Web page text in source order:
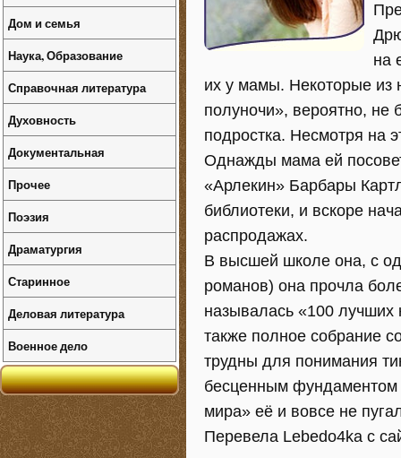
на
их у мамы. Некоторые из
полуночи», вероятно,
подростка. Несмотря на
Однажды мама ей
«Арлекин» Барбары
библиотеки, и вскоре
распродажах.
В высшей школе она, с
романов) она прочла
называлась «100 лучших
также полное собрание
трудны для понимания
бесценным
мира» её и вовсе не
Перевела Lebedo4ka с
Дом и семья
Наука, Образование
Справочная литература
Духовность
Документальная
Прочее
Поэзия
Драматургия
Старинное
Деловая литература
Военное дело